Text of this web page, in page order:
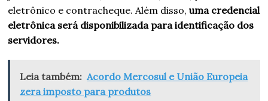
eletrônico e contracheque. Além disso,uma credencial
eletrônica será disponibilizada para identificação dos
servidores.
Leia também: Acordo Mercosul e União Europeia
zera imposto para produtos